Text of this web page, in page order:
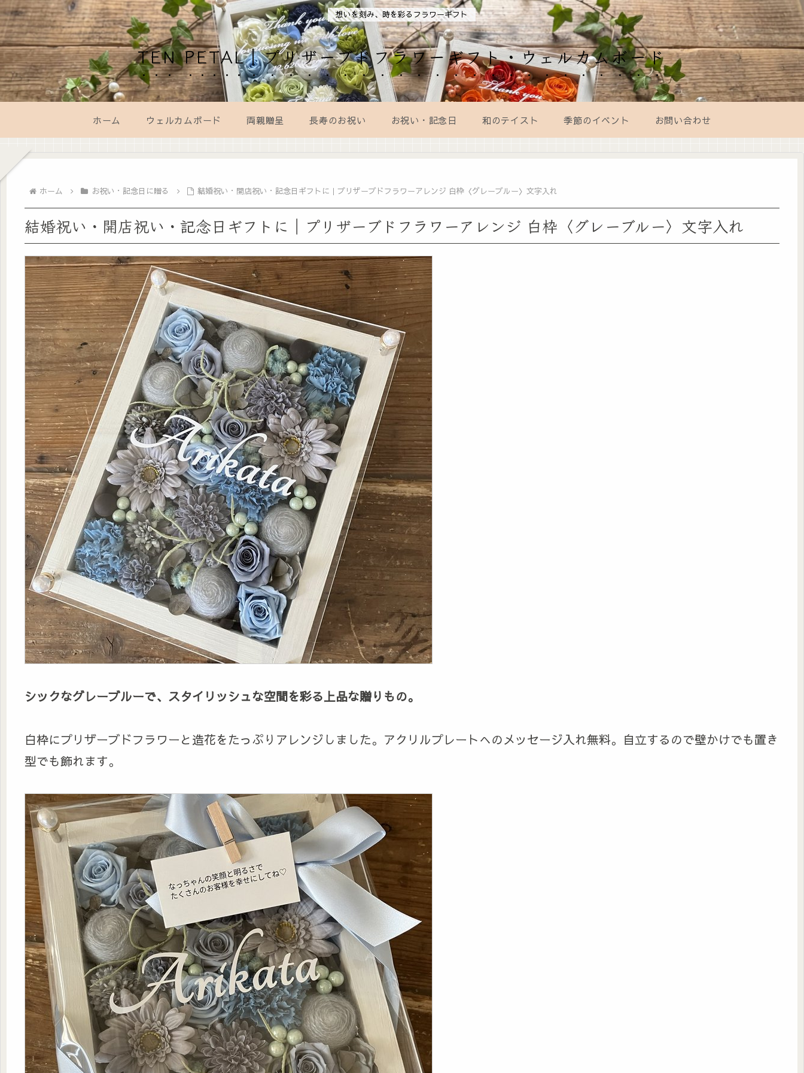
想いを刻み、時を彩るフラワーギフト
TEN PETAL｜プリザーブドフラワーギフト・ウェルカムボード
ホーム ウェルカムボード 両親贈呈 長寿のお祝い お祝い・記念日 和のテイスト 季節のイベント お問い合わせ
ホーム お祝い・記念日に贈る 結婚祝い・開店祝い・記念日ギフトに｜プリザーブドフラワーアレンジ 白枠〈グレーブルー〉文字入れ
結婚祝い・開店祝い・記念日ギフトに｜プリザーブドフラワーアレンジ 白枠〈グレーブルー〉文字入れ
シックなグレーブルーで、スタイリッシュな空間を彩る上品な贈りもの。
白枠にプリザーブドフラワーと造花をたっぷりアレンジしました。アクリルプレートへのメッセージ入れ無料。自立するので壁かけでも置き
型でも飾れます。